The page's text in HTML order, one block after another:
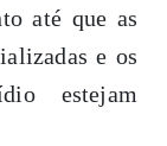
até que as
e os
estejam